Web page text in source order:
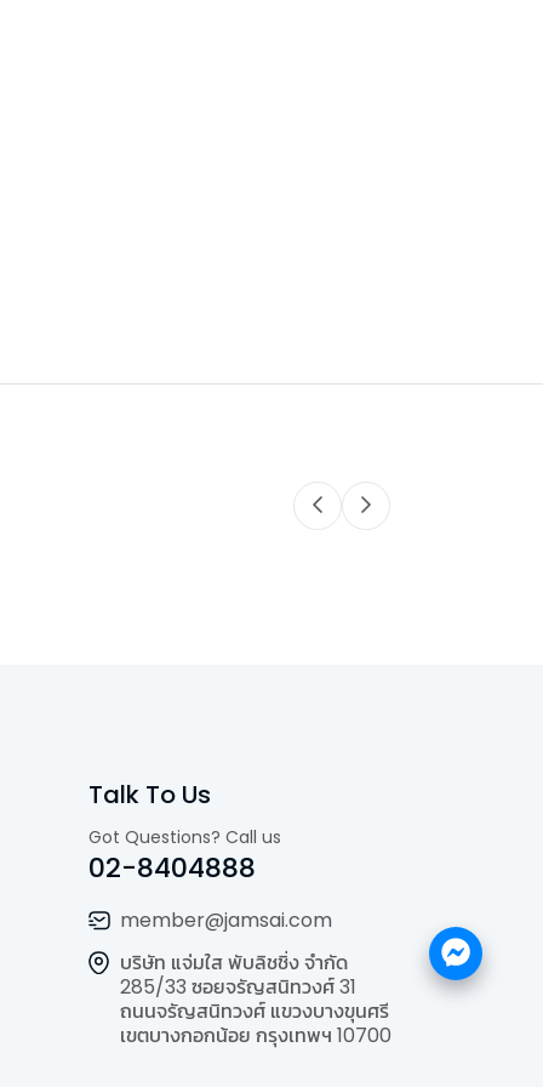
Talk To Us
Got Questions? Call us
02-8404888
member@jamsai.com
บริษัท แจ่มใส พับลิชชิ่ง จำกัด
285/33 ซอยจรัญสนิทวงศ์ 31
ถนนจรัญสนิทวงศ์ แขวงบางขุนศรี
เขตบางกอกน้อย กรุงเทพฯ 10700